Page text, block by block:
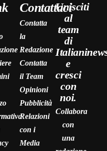
Contattaci
Contatta
la
Redazione
Contatta
il Team
Opinioni
Pubblicità
Relazioni
con i
Media
Unisciti
al
team
di
e
cresci
con
noi.
Collabora
con
una